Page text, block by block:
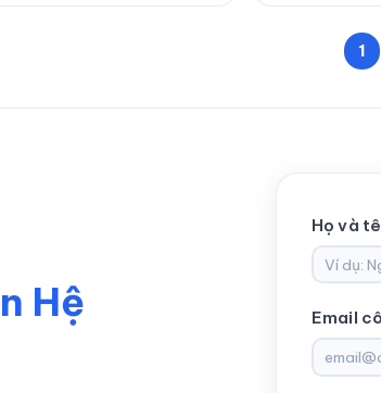
1
Hệ
Họ và
Email